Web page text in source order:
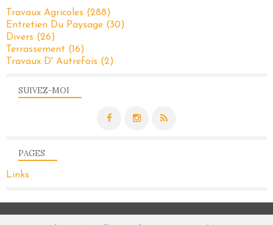
SUIVEZ-MOI
PAGES
Links
Travaux Agricoles (288)
Entretien Du Paysage (30)
Divers (26)
Terrassement (16)
Travaux D' Autrefois (2)